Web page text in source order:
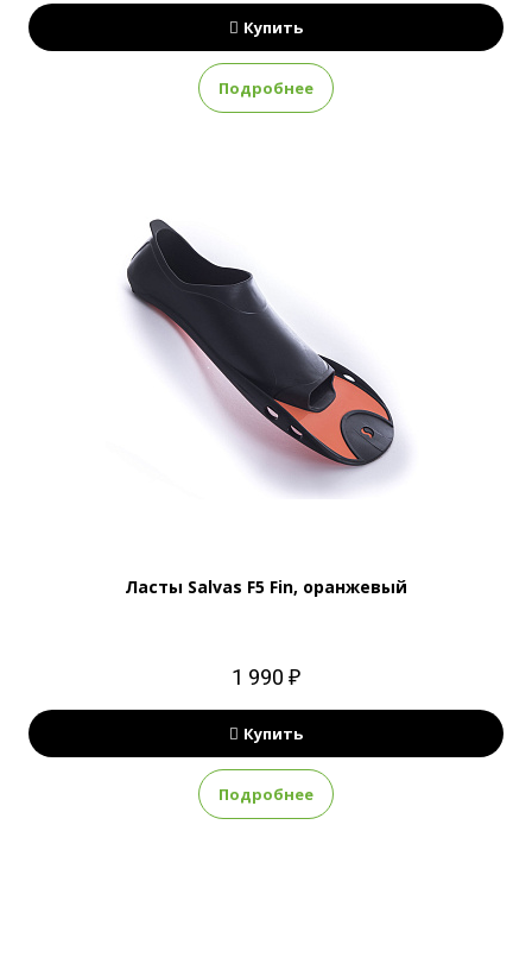
Купить
Подробнее
Ласты Salvas F5 Fin, оранжевый
1 990 ₽
Купить
Подробнее